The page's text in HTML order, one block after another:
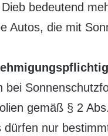
bedeutend
Autos, die mit
bei
gemäß § 2
nur